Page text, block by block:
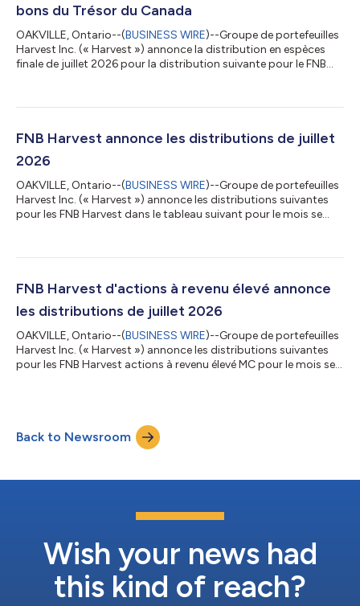
bons du Trésor du Canada
OAKVILLE, Ontario--(BUSINESS WIRE)--Groupe de portefeuilles
Harvest Inc. (« Harvest ») annonce la distribution en espèces
finale de juillet 2026 pour la distribution suivante pour le FNB
août 2026 aux porteurs de parts inscrits le 31 juillet 2026. Les
espèces par part sont les suivants : FNB Harvest Symbole TSX
FNB Harvest annonce les distributions de juillet
2026
OAKVILLE, Ontario--(BUSINESS WIRE)--Groupe de portefeuilles
Harvest Inc. (« Harvest ») annonce les distributions suivantes
pour les FNB Harvest dans le tableau suivant pour le mois se
2026 avec une date ex-dividende du 31 juillet 2026. FNB Harvest
de santé HHL 0,0600 $ par unité FNB Harvest de revenu Leade...
FNB Harvest d'actions à revenu élevé annonce
les distributions de juillet 2026
OAKVILLE, Ontario--(BUSINESS WIRE)--Groupe de portefeuilles
Harvest Inc. (« Harvest ») annonce les distributions suivantes
pour les FNB Harvest actions à revenu élevé MC pour le mois se
d'actions à revenu élevé Symbole TSX* Distribution FNB
Harvest d’actions à revenu élevé Eli Lilly LLYH 0,1600 $ par uni...
Back to Newsroom
Wish your news had
this kind of reach?